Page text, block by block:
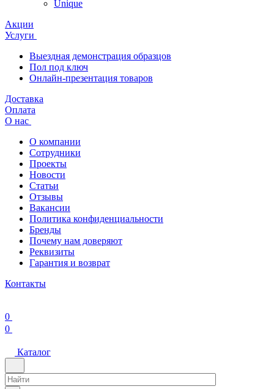
Unique
Акции
Услуги
Выездная демонстрация образцов
Пол под ключ
Онлайн-презентация товаров
Доставка
Оплата
О нас
О компании
Сотрудники
Проекты
Новости
Статьи
Отзывы
Вакансии
Политика конфиденциальности
Бренды
Почему нам доверяют
Реквизиты
Гарантия и возврат
Контакты
0
0
Каталог